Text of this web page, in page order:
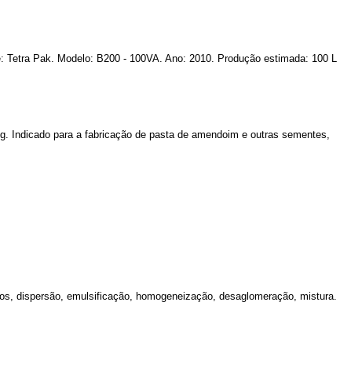
Pak. Modelo: B200 - 100VA. Ano: 2010. Produção estimada: 100 L
Indicado para a fabricação de pasta de amendoim e outras sementes,
dispersão, emulsificação, homogeneização, desaglomeração, mistura.